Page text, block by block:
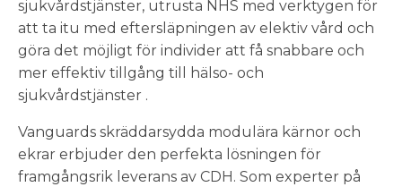
sjukvårdstjänster, utrusta NHS med verktygen för
att ta itu med eftersläpningen av elektiv vård och
göra det möjligt för individer att få snabbare och
mer effektiv tillgång till hälso- och
sjukvårdstjänster .
Vanguards skräddarsydda modulära kärnor och
ekrar erbjuder den perfekta lösningen för
framgångsrik leverans av CDH. Som experter på